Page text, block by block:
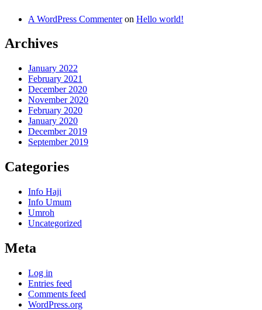
A WordPress Commenteron Hello world!
Archives
January 2022
February 2021
December 2020
November 2020
February 2020
January 2020
December 2019
September 2019
Categories
Info Haji
Info Umum
Umroh
Uncategorized
Meta
Log in
Entries feed
Comments feed
WordPress.org